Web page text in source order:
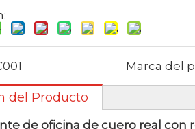
Marca del
del Producto
de oficina de cuero real